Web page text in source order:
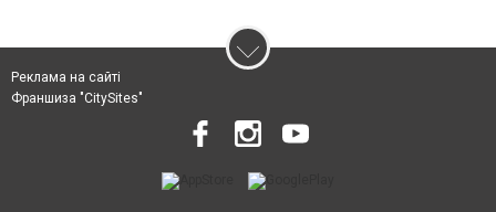
Реклама на сайті
Франшиза "CitySites"